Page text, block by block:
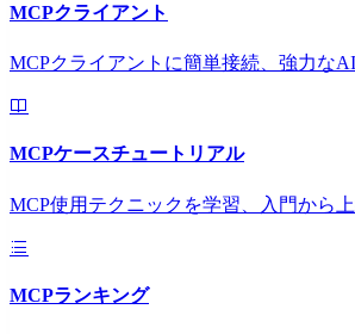
MCPクライアント
MCPクライアントに簡単接続、強力な
MCPケースチュートリアル
MCP使用テクニックを学習、入門から
MCPランキング